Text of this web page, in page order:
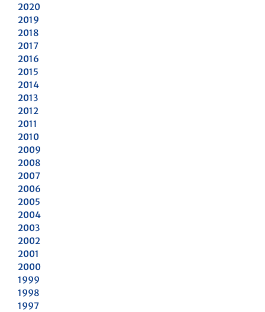
2020
2019
2018
2017
2016
2015
2014
2013
2012
2011
2010
2009
2008
2007
2006
2005
2004
2003
2002
2001
2000
1999
1998
1997